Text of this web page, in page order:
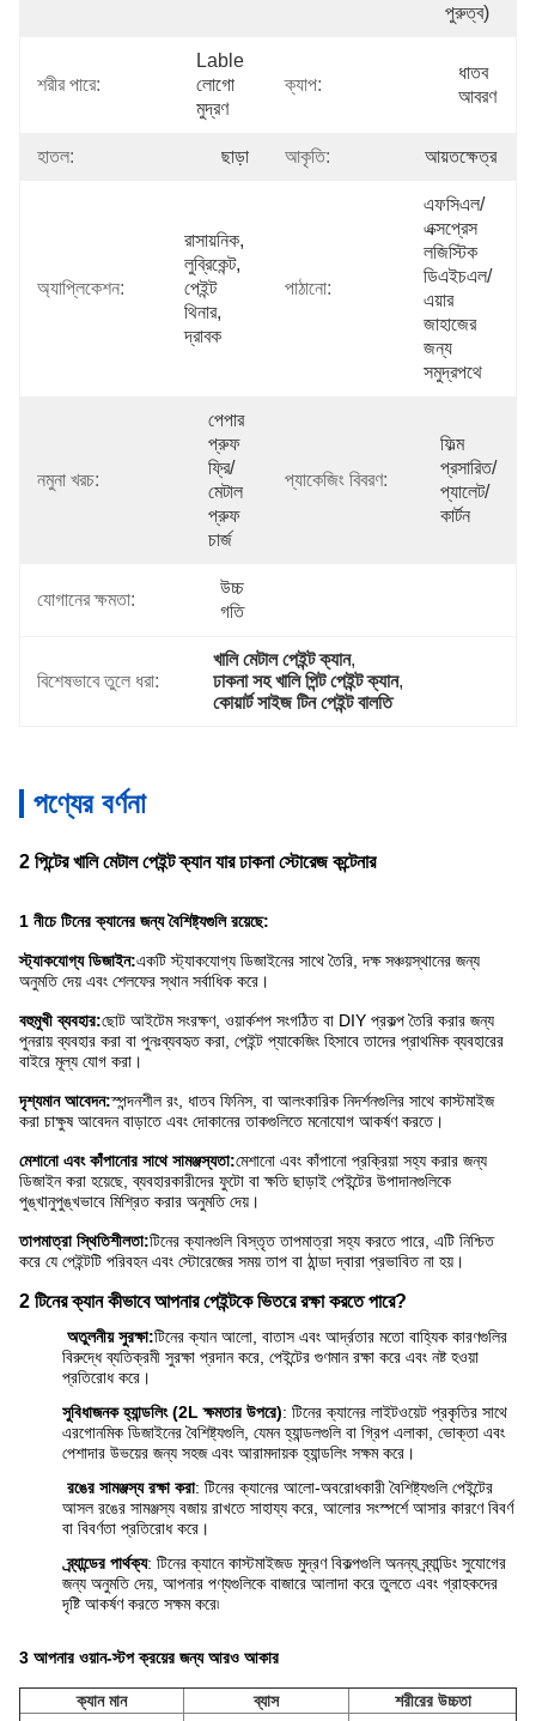
পুরুত্ব)
শরীর পারে:
Lable
লোগো
মুদ্রণ
ক্যাপ:
ধাতব
আবরণ
হাতল: ছাড়া আকৃতি: আয়তক্ষেত্র
অ্যাপ্লিকেশন:
রাসায়নিক,
লুব্রিকেন্ট,
পেইন্ট
থিনার,
দ্রাবক
পাঠানো:
এফসিএল/
এক্সপ্রেস
লজিস্টিক
ডিএইচএল/
এয়ার
জাহাজের
জন্য
সমুদ্রপথে
নমুনা খরচ:
পেপার
প্রুফ
ফ্রি/
মেটাল
প্রুফ
চার্জ
প্যাকেজিং বিবরণ:
ফিল্ম
প্রসারিত/
প্যালেট/
কার্টন
যোগানের ক্ষমতা:
উচ্চ
গতি
বিশেষভাবে তুলে ধরা:
খালি মেটাল পেইন্ট ক্যান,
ঢাকনা সহ খালি পিন্ট পেইন্ট ক্যান,
কোয়ার্ট সাইজ টিন পেইন্ট বালতি
পণ্যের বর্ণনা
2 পিন্টের খালি মেটাল পেইন্ট ক্যান যার ঢাকনা স্টোরেজ কন্টেনার
1 নীচে টিনের ক্যানের জন্য বৈশিষ্ট্যগুলি রয়েছে:
স্ট্যাকযোগ্য ডিজাইন:একটি স্ট্যাকযোগ্য ডিজাইনের সাথে তৈরি, দক্ষ সঞ্চয়স্থানের জন্য
অনুমতি দেয় এবং শেলফের স্থান সর্বাধিক করে।
বহুমুখী ব্যবহার:ছোট আইটেম সংরক্ষণ, ওয়ার্কশপ সংগঠিত বা DIY প্রকল্প তৈরি করার জন্য
পুনরায় ব্যবহার করা বা পুনঃব্যবহৃত করা, পেইন্ট প্যাকেজিং হিসাবে তাদের প্রাথমিক ব্যবহারের
বাইরে মূল্য যোগ করা।
দৃশ্যমান আবেদন:স্পন্দনশীল রং, ধাতব ফিনিস, বা আলংকারিক নিদর্শনগুলির সাথে কাস্টমাইজ
করা চাক্ষুষ আবেদন বাড়াতে এবং দোকানের তাকগুলিতে মনোযোগ আকর্ষণ করতে।
মেশানো এবং কাঁপানোর সাথে সামঞ্জস্যতা:মেশানো এবং কাঁপানো প্রক্রিয়া সহ্য করার জন্য
ডিজাইন করা হয়েছে, ব্যবহারকারীদের ফুটো বা ক্ষতি ছাড়াই পেইন্টের উপাদানগুলিকে
পুঙ্খানুপুঙ্খভাবে মিশ্রিত করার অনুমতি দেয়।
তাপমাত্রা স্থিতিশীলতা:টিনের ক্যানগুলি বিস্তৃত তাপমাত্রা সহ্য করতে পারে, এটি নিশ্চিত
করে যে পেইন্টটি পরিবহন এবং স্টোরেজের সময় তাপ বা ঠান্ডা দ্বারা প্রভাবিত না হয়।
2 টিনের ক্যান কীভাবে আপনার পেইন্টকে ভিতরে রক্ষা করতে পারে?
অতুলনীয় সুরক্ষা:টিনের ক্যান আলো, বাতাস এবং আর্দ্রতার মতো বাহ্যিক কারণগুলির
বিরুদ্ধে ব্যতিক্রমী সুরক্ষা প্রদান করে, পেইন্টের গুণমান রক্ষা করে এবং নষ্ট হওয়া
প্রতিরোধ করে।
সুবিধাজনক হ্যান্ডলিং (2L ক্ষমতার উপরে): টিনের ক্যানের লাইটওয়েট প্রকৃতির সাথে
এরগোনমিক ডিজাইনের বৈশিষ্ট্যগুলি, যেমন হ্যান্ডলগুলি বা গ্রিপ এলাকা, ভোক্তা এবং
পেশাদার উভয়ের জন্য সহজ এবং আরামদায়ক হ্যান্ডলিং সক্ষম করে।
রঙের সামঞ্জস্য রক্ষা করা: টিনের ক্যানের আলো-অবরোধকারী বৈশিষ্ট্যগুলি পেইন্টের
আসল রঙের সামঞ্জস্য বজায় রাখতে সাহায্য করে, আলোর সংস্পর্শে আসার কারণে বিবর্ণ
বা বিবর্ণতা প্রতিরোধ করে।
ব্র্যান্ডের পার্থক্য: টিনের ক্যানে কাস্টমাইজড মুদ্রণ বিকল্পগুলি অনন্য ব্র্যান্ডিং সুযোগের
জন্য অনুমতি দেয়, আপনার পণ্যগুলিকে বাজারে আলাদা করে তুলতে এবং গ্রাহকদের
দৃষ্টি আকর্ষণ করতে সক্ষম করে৷
3 আপনার ওয়ান-স্টপ ক্রয়ের জন্য আরও আকার
ক্যান মান ব্যাস
শরীরের উচ্চতা